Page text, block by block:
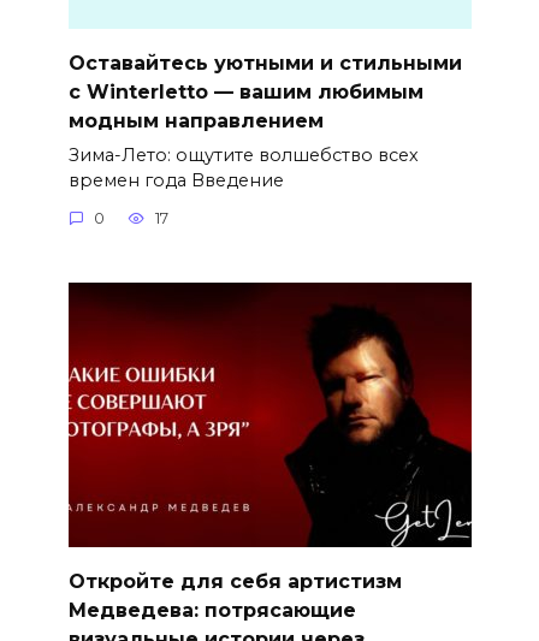
Оставайтесь уютными и стильными
с Winterletto — вашим любимым
модным направлением
Зима-Лето: ощутите волшебство всех
времен года Введение
0 17
Откройте для себя артистизм
Медведева: потрясающие